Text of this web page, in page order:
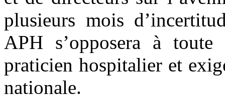
plusieurs mois
APH s’opposera à
praticien hospitalier et
nationale.